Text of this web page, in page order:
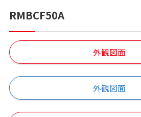
RMBCF50A
外観図面
外観図面